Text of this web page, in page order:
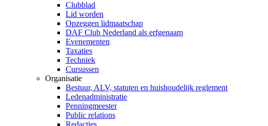
Clubblad
Lid worden
Opzeggen lidmaatschap
DAF Club Nederland als erfgenaam
Evenementen
Taxaties
Techniek
Cursussen
Organisatie
Bestuur, ALV, statuten en huishoudelijk reglement
Ledenadministratie
Penningmeester
Public relations
Redacties